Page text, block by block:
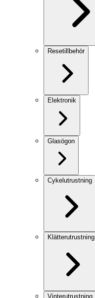
Resetillbehör
Elektronik
Glasögon
Cykelutrustning
Klätterutrustning
Vinterutrustning